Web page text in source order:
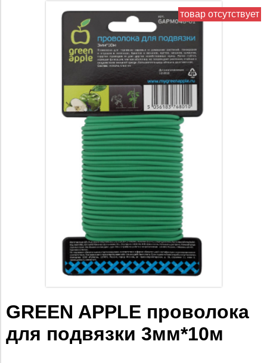
товар отсутствует
GREEN APPLE проволока
для подвязки 3мм*10м